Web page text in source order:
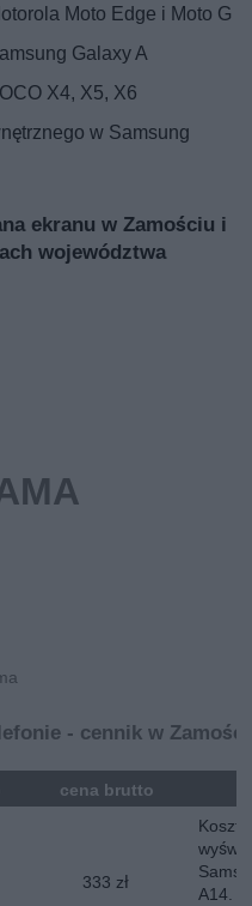
Moto Edge i Moto G
Galaxy A
X4, X5, X6
w Samsung
ekranu w Zamościu i
województwa
- cennik w
cena brutto
333 zł
Koszt
A14.